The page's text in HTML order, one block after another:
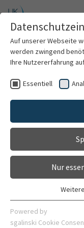
Home
¡Participa!
Work Packages
Study Partners
EULAT Eradicate GBC
Auf unserer Webseite
werden zwingend
Ihre Nutzererfahrung
Essentiell
Nur
Essentielle Cookies
Webseite benötigt.
Powered by
sgalinski Cookie